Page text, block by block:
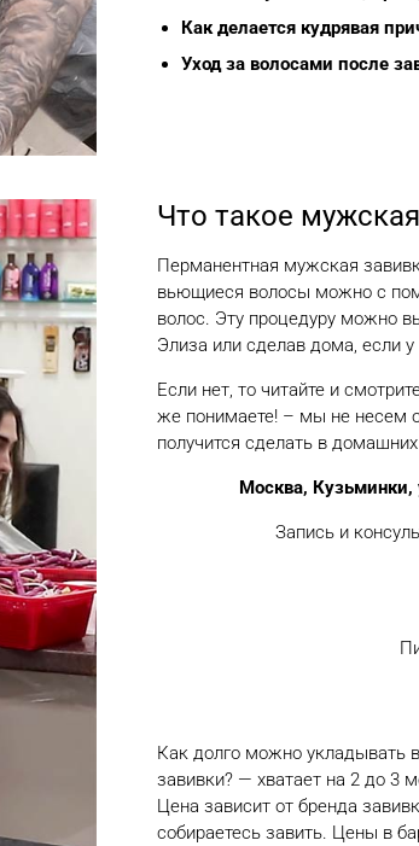
Как делается кудрявая
Уход за волосами после
Что такое
Перманентная мужская
вьющиеся волосы можно с
волос. Эту процедуру можно
Элиза или сделав дома, если
Если нет, то читайте и
же понимаете! – мы не несем
получится сделать в
Москва,
Запись и
Как долго можно укладывать
завивки? — хватает на 2 до 3
Цена зависит от бренда
собираетесь завить. Цены в